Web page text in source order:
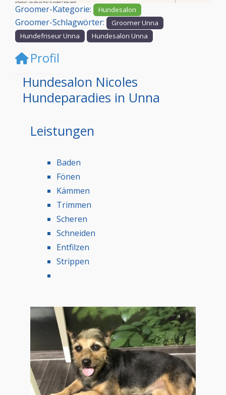
Groomer-Kategorie: Hundesalon
Groomer-Schlagwörter:
Groomer Unna
Hundefriseur Unna
Hundesalon Unna
Profil
Hundesalon Nicoles
Hundeparadies in Unna
Leistungen
Baden
Fönen
Kämmen
Trimmen
Scheren
Schneiden
Entfilzen
Strippen